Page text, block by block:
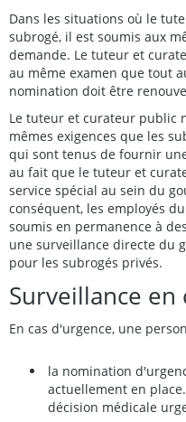
Dans les situations où le
subrogé, il est soumis aux
demande. Le tuteur et
au même examen que tout
nomination doit être
Le tuteur et curateur public
mêmes exigences que les
qui sont tenus de fournir
au fait que le tuteur et
service spécial au sein du
conséquent, les employés
soumis en permanence à
une surveillance directe du
pour les subrogés privés.
Surveillance en
En cas d'urgence, une
la nomination
actuellement en
décision médicale